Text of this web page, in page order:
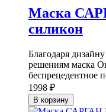
Маска
силикон
Благодаря
решениям маска
беспрецедентное
1998 ₽
В корзину